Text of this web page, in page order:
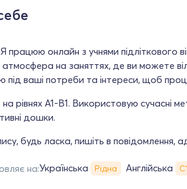
Я працюю онлайн з учнями
на заняттях, де ви можете
під ваші потреби та інтереси, щоб
рівнях A1-В1. Використовую сучасні
дошки.
будь ласка, пишіть в повідомлення,
на:Українська Рідна Англійська